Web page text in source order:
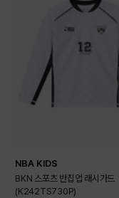
NBA KIDS
BKN 스포츠 반집업 래시가드
(K242TS730P)